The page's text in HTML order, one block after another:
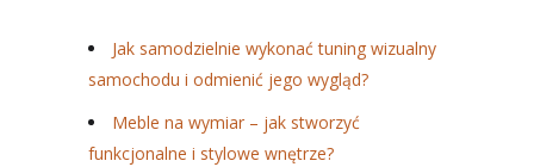
Jak samodzielnie wykonać tuning wizualny
samochodu i odmienić jego wygląd?
Meble na wymiar – jak stworzyć
funkcjonalne i stylowe wnętrze?